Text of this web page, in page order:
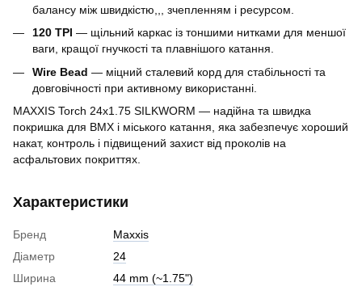
балансу між швидкістю,,, зчепленням і ресурсом.
120 TPI — щільний каркас із тоншими нитками для меншої
ваги, кращої гнучкості та плавнішого катання.
Wire Bead — міцний сталевий корд для стабільності та
довговічності при активному використанні.
MAXXIS Torch 24x1.75 SILKWORM — надійна та швидка
покришка для BMX і міського катання, яка забезпечує хороший
накат, контроль і підвищений захист від проколів на
асфальтових покриттях.
Характеристики
Бренд
Maxxis
Діаметр
24
Ширина
44 mm (~1.75")